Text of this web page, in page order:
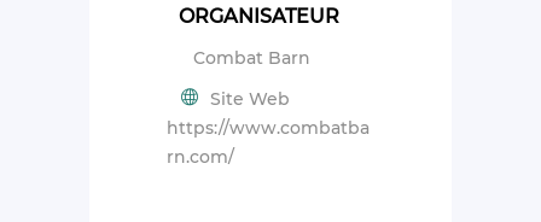
ORGANISATEUR
Combat Barn
Site Web
https://www.combatba
rn.com/